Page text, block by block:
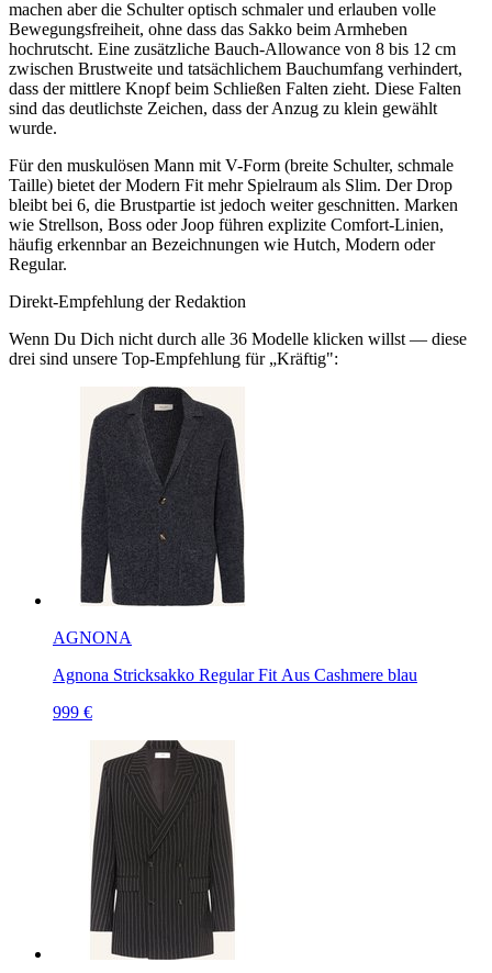
machen aber die Schulter optisch schmaler und erlauben volle
Bewegungsfreiheit, ohne dass das Sakko beim Armheben
hochrutscht. Eine zusätzliche Bauch-Allowance von 8 bis 12 cm
zwischen Brustweite und tatsächlichem Bauchumfang verhindert,
dass der mittlere Knopf beim Schließen Falten zieht. Diese Falten
sind das deutlichste Zeichen, dass der Anzug zu klein gewählt
wurde.
Für den muskulösen Mann mit V-Form (breite Schulter, schmale
Taille) bietet der Modern Fit mehr Spielraum als Slim. Der Drop
bleibt bei 6, die Brustpartie ist jedoch weiter geschnitten. Marken
wie Strellson, Boss oder Joop führen explizite Comfort-Linien,
häufig erkennbar an Bezeichnungen wie Hutch, Modern oder
Regular.
Direkt-Empfehlung der Redaktion
Wenn Du Dich nicht durch alle 36 Modelle klicken willst — diese
drei sind unsere Top-Empfehlung für „Kräftig":
AGNONA
Agnona Stricksakko Regular Fit Aus Cashmere blau
999 €